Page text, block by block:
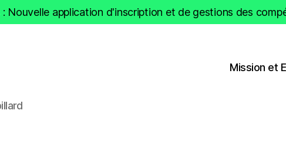
: Nouvelle application d'inscription et de gestions des
Mission et